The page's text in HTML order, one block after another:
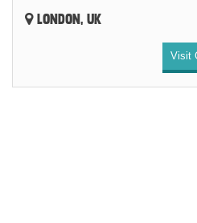
LONDON, UK
Visit